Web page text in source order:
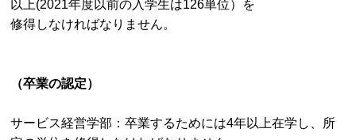
以上(2021年度以前の入学生は126単位）を
修得しなければなりません。
（卒業の認定）
サービス経営学部：卒業するためには4年以上在学し、所